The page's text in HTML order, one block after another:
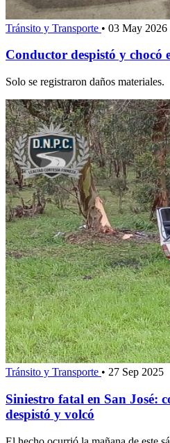
Tránsito y Transporte • 03 May 2026
Conductor despistó y chocó
Solo se registraron daños materiales.
Tránsito y Transporte • 27 Sep 2025
Siniestro fatal en San José:
despistó y volcó